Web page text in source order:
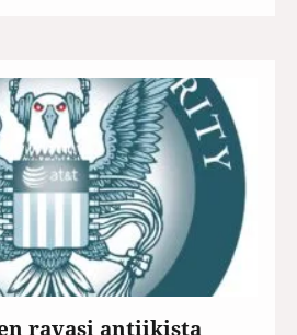
ravasi antiikista